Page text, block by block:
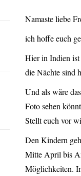
Namaste liebe
ich hoffe euch
Hier in Indien ist
die Nächte sind
Und als wäre
Foto sehen
Stellt euch vor
Den Kindern
Mitte April bis
Möglichkeiten.